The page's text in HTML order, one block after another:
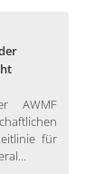
AWMF
für